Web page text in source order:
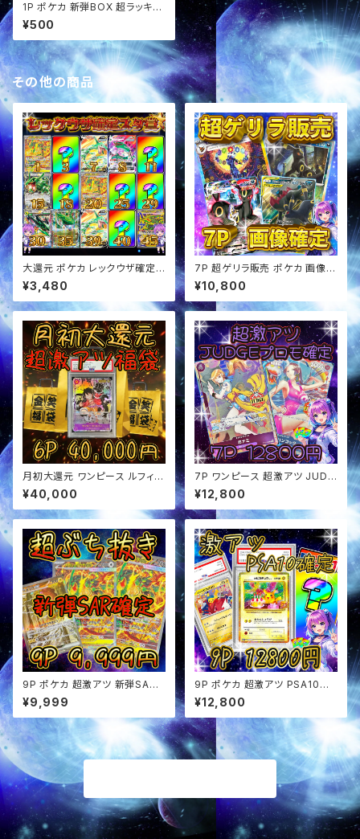
1P ポケカ 新弾BOX 超ラッキー
ゲリラ
¥500
その他の商品
大還元 ポケカ レックウザ確定
スタ賞 オリパ
¥3,480
7P 超ゲリラ販売 ポケカ 画像確
定 オリパ
¥10,800
月初大還元 ワンピース ルフィ確
定 超アド確定福袋 オリパ
¥40,000
7P ワンピース 超激アツ JUDG
Eプロモ確定 オリパ
¥12,800
9P ポケカ 超激アツ 新弾SAR
確定 ぶち抜き オリパ
¥9,999
9P ポケカ 超激アツ PSA10確
定 オリパ
¥12,800